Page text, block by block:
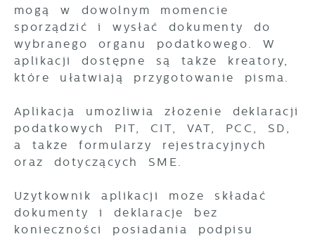
mogą w dowolnym momencie
sporządzić i wysłać dokumenty do
wybranego organu podatkowego. W
aplikacji dostępne są także kreatory,
które ułatwiają przygotowanie pisma.
Aplikacja umożliwia złożenie deklaracji
podatkowych PIT, CIT, VAT, PCC, SD,
a także formularzy rejestracyjnych
oraz dotyczących SME.
Użytkownik aplikacji może składać
dokumenty i deklaracje bez
konieczności posiadania podpisu